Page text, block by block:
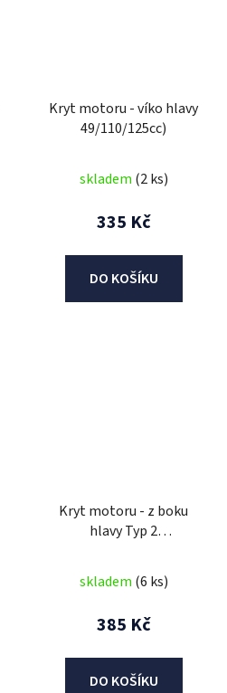
Kryt motoru - víko hlavy
49/110/125cc)
skladem (2 ks)
335 Kč
DO KOŠÍKU
Kryt motoru - z boku
hlavy Typ 2
skladem (6 ks)
385 Kč
DO KOŠÍKU